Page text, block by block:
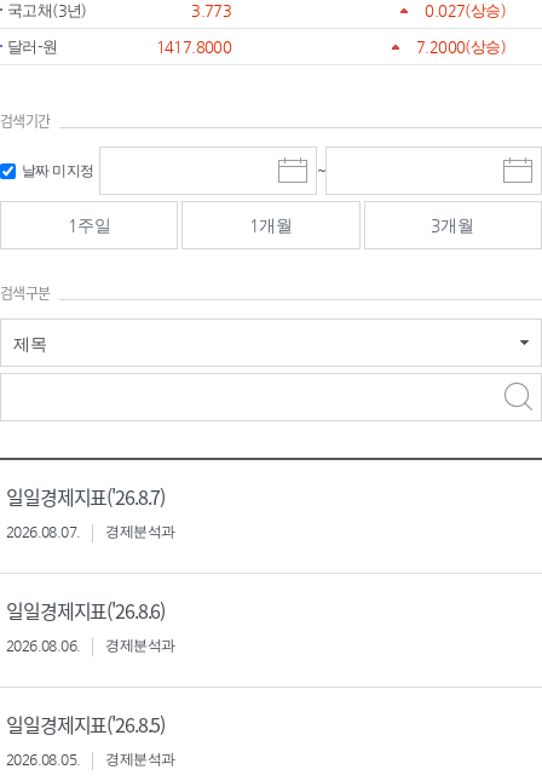
국고채(3년)
3.773 0.027(상승)
달러-원
1417.8000 7.2000(상승)
검색기간
날짜 미지정
시
작
일
선
~
종
료
선
1주일 1개월 3개월
검색구분
제목
일일경제지표('26.8.7)
2026.08.07. 경제분석과
일일경제지표('26.8.6)
2026.08.06. 경제분석과
일일경제지표('26.8.5)
2026.08.05. 경제분석과